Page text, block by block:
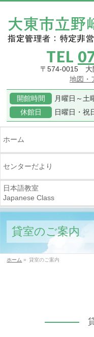
TEL
〒574-0015 大
地図・
開館時間
月曜日～土
休館日
日曜日・祝
ホーム
センターだより
日本語教室
Japanese Class
貸室のご案内
ホーム » 貸室のご案内